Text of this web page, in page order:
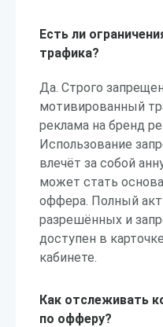
Есть ли
трафика?
Да. Строго
мотивированный
реклама на бренд
Использование
влечёт за собой
может стать
оффера. Полный
разрешённых и
доступен в
кабинете.
Как отслеживать
по офферу?